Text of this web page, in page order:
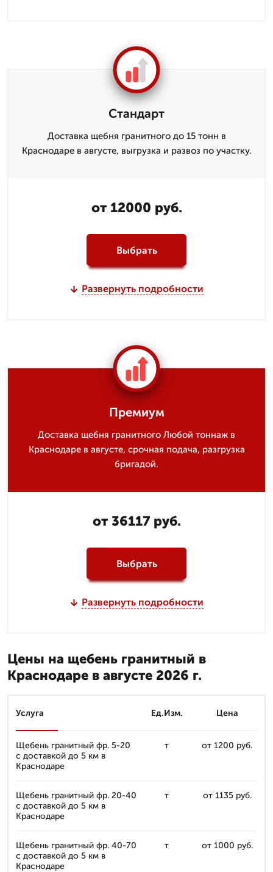
Стандарт
Доставка щебня гранитного до 15 тонн в
Краснодаре в августе, выгрузка и развоз по участку.
от 12000 руб.
Выбрать
Развернуть подробности
Премиум
Доставка щебня гранитного Любой тоннаж в
Краснодаре в августе, срочная подача, разгрузка
бригадой.
от 36117 руб.
Выбрать
Развернуть подробности
Цены на щебень гранитный в
Краснодаре в августе 2026 г.
Услуга Ед.Изм. Цена
Щебень гранитный фр. 5-20
с доставкой до 5 км в
Краснодаре
т от 1200 руб.
Щебень гранитный фр. 20-40
с доставкой до 5 км в
Краснодаре
т от 1135 руб.
Щебень гранитный фр. 40-70
с доставкой до 5 км в
Краснодаре
т от 1000 руб.